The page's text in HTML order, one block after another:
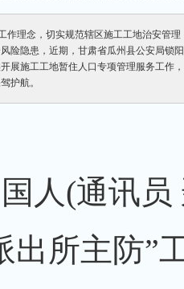
作理念，切实规范辖区施工工地治安管
险隐患，近期，甘肃省瓜州县公安局锁
展施工工地暂住人口专项管理服务工作
护航。
(通讯员
出所主防”